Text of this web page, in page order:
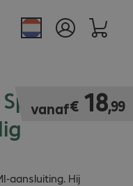
kabel
aansluiting. Hij
vanaf€ 18,99
€ 18,99